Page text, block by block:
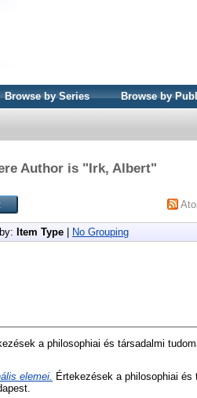
Browse by Series Browse by
Author is "Irk, Albert"
Item Type No Grouping
a philosophiai és társadalmi
elemei. Értekezések a philosophiai